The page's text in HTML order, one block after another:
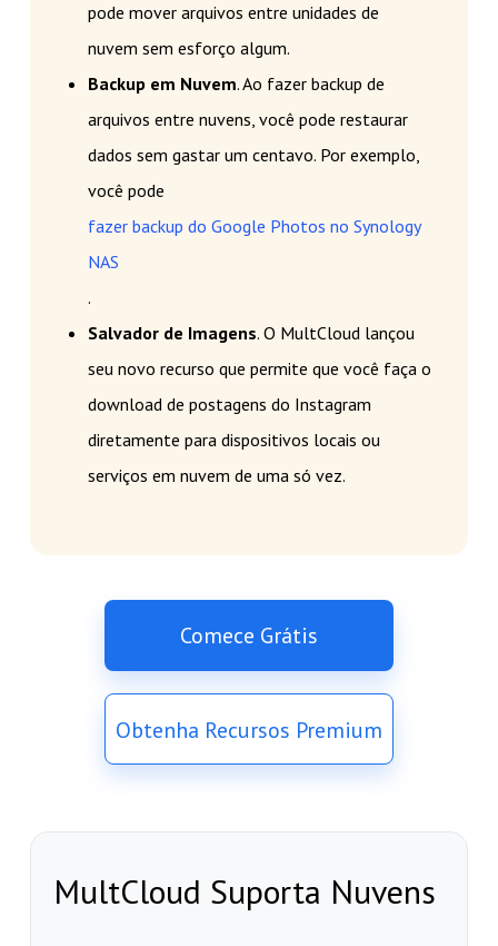
pode mover arquivos entre unidades de
nuvem sem esforço algum.
Backup em Nuvem. Ao fazer backup de
arquivos entre nuvens, você pode restaurar
dados sem gastar um centavo. Por exemplo,
você pode
fazer backup do Google Photos no Synology
NAS
.
Salvador de Imagens. O MultCloud lançou
seu novo recurso que permite que você faça o
download de postagens do Instagram
diretamente para dispositivos locais ou
serviços em nuvem de uma só vez.
Comece Grátis
Obtenha Recursos Premium
MultCloud Suporta Nuvens